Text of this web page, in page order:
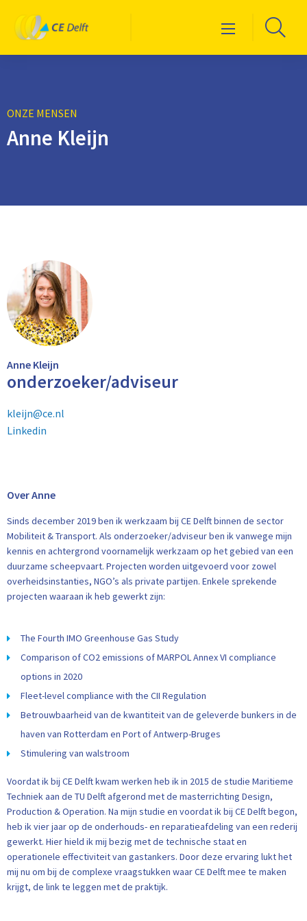
Logo
CE
Delft
Menu Ga
ONZE MENSEN
Anne Kleijn
Anne Kleijn
onderzoeker/adviseur
kleijn@ce.nl
Linkedin
Over Anne
Sinds december 2019 ben ik werkzaam bij CE Delft binnen de sector
Mobiliteit & Transport. Als onderzoeker/adviseur ben ik vanwege mijn
kennis en achtergrond voornamelijk werkzaam op het gebied van een
duurzame scheepvaart. Projecten worden uitgevoerd voor zowel
overheidsinstanties, NGO’s als private partijen. Enkele sprekende
projecten waaraan ik heb gewerkt zijn:
The Fourth IMO Greenhouse Gas Study
Comparison of CO2 emissions of MARPOL Annex VI compliance
options in 2020
Fleet-level compliance with the CII Regulation
Betrouwbaarheid van de kwantiteit van de geleverde bunkers in de
haven van Rotterdam en Port of Antwerp-Bruges
Stimulering van walstroom
Voordat ik bij CE Delft kwam werken heb ik in 2015 de studie Maritieme
Techniek aan de TU Delft afgerond met de masterrichting Design,
Production & Operation. Na mijn studie en voordat ik bij CE Delft begon,
heb ik vier jaar op de onderhouds- en reparatieafdeling van een rederij
gewerkt. Hier hield ik mij bezig met de technische staat en
operationele effectiviteit van gastankers. Door deze ervaring lukt het
mij nu om bij de complexe vraagstukken waar CE Delft mee te maken
krijgt, de link te leggen met de praktijk.